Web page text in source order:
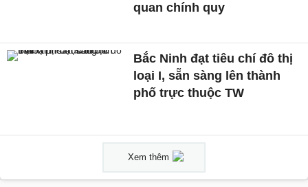
quan chính quy
Bắc Ninh đạt tiêu chí đô thị
loại I, sẵn sàng lên thành
phố trực thuộc TW
Xem thêm